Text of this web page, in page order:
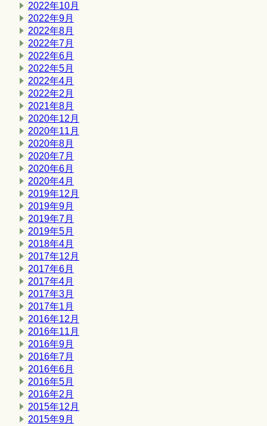
2022年10月
2022年9月
2022年8月
2022年7月
2022年6月
2022年5月
2022年4月
2022年2月
2021年8月
2020年12月
2020年11月
2020年8月
2020年7月
2020年6月
2020年4月
2019年12月
2019年9月
2019年7月
2019年5月
2018年4月
2017年12月
2017年6月
2017年4月
2017年3月
2017年1月
2016年12月
2016年11月
2016年9月
2016年7月
2016年6月
2016年5月
2016年2月
2015年12月
2015年9月